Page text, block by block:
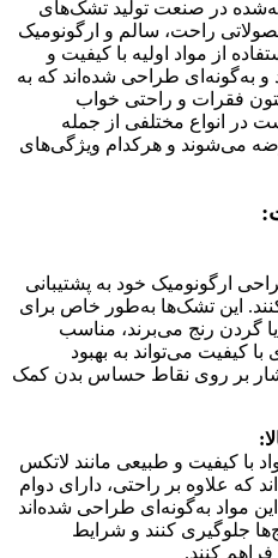
در صنعت تولید تشک‌های
راحت، سالم و ارگونومیک
از مواد اولیه با کیفیت و
و به‌گونه‌ای طراحی شده‌اند که به
فقرات و راحتی خواب
در انواع مختلفی از جمله
می‌شوند و هرکدام ویژگی‌های
ارگونومیک خود به پشتیبانی
این تشک‌ها به‌طور خاص برای
گردن رنج می‌برند، مناسب
کیفیت می‌تواند به بهبود
بر روی نقاط حساس بدن کمک
با کیفیت و طبیعی مانند لاتکس
که علاوه بر راحتی، دارای دوام
مواد به‌گونه‌ای طراحی شده‌اند
جلوگیری کنند و شرایط
کنند.